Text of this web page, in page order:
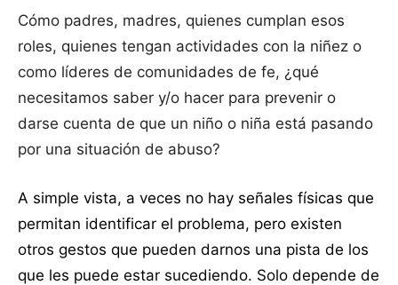
Cómo padres, madres, quienes cumplan esos
roles, quienes tengan actividades con la niñez o
como líderes de comunidades de fe, ¿qué
necesitamos saber y/o hacer para prevenir o
darse cuenta de que un niño o niña está pasando
por una situación de abuso?
A simple vista, a veces no hay señales físicas que
permitan identificar el problema, pero existen
otros gestos que pueden darnos una pista de los
que les puede estar sucediendo. Solo depende de